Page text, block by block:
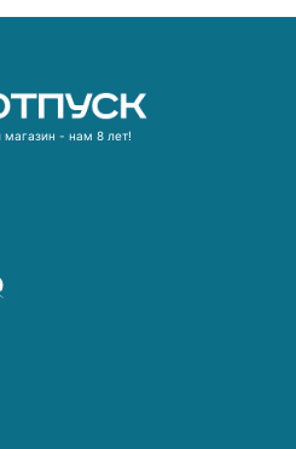
- нам 8 лет!